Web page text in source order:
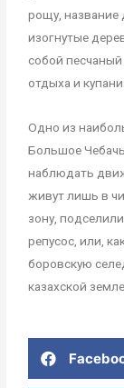
рощу, название
изогнутые
собой
отдыха и
Одно из
Большое
наблюдать
живут лишь в
зону,
репусос, или,
боровскую
казахской